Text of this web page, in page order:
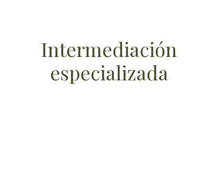
Intermediación
especializada